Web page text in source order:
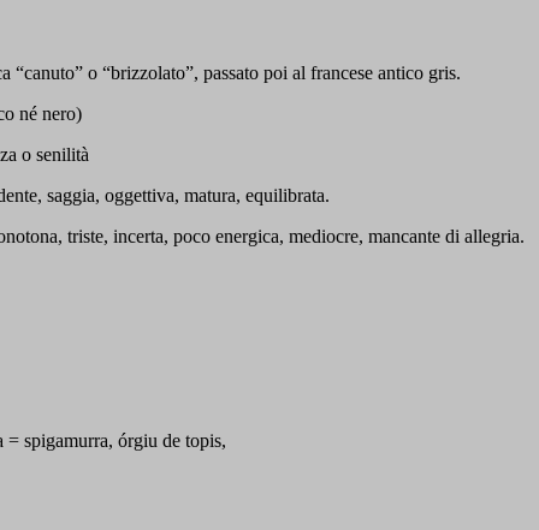
o “brizzolato”, passato poi al francese antico gris.
né nero)
o senilità
saggia, oggettiva, matura, equilibrata.
triste, incerta, poco energica, mediocre, mancante di allegria.
= spigamurra, órgiu de topis,